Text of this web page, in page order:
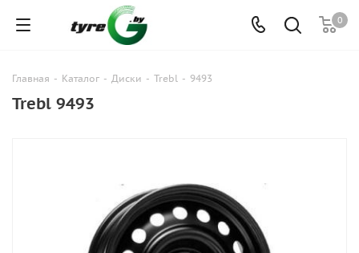
0
Главная - Каталог - Диски - Trebl - 9493
Trebl 9493